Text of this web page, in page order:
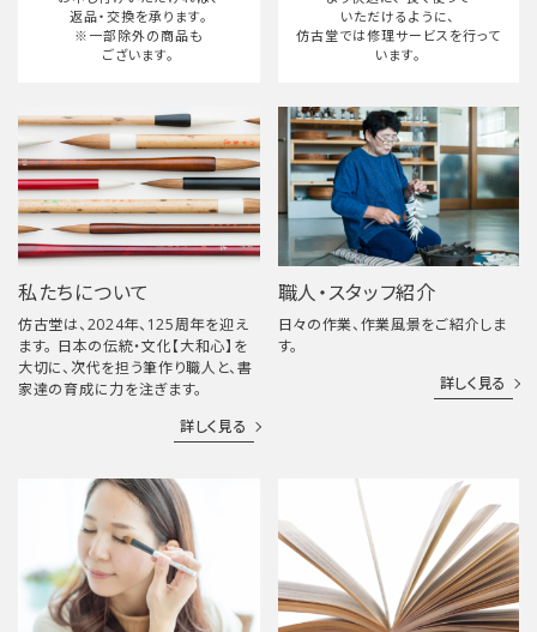
返品・交換を承ります。
※一部除外の商品も
ございます。
いただけるように、
仿古堂では修理サービスを行って
います。
私たちについて
仿古堂は、2024年、125周年を迎え
ます。 日本の伝統・文化【大和心】を
大切に、次代を担う筆作り職人と、書
家達の育成に力を注ぎます。
詳しく見る
職人・スタッフ紹介
日々の作業、作業風景をご紹介しま
す。
詳しく見る